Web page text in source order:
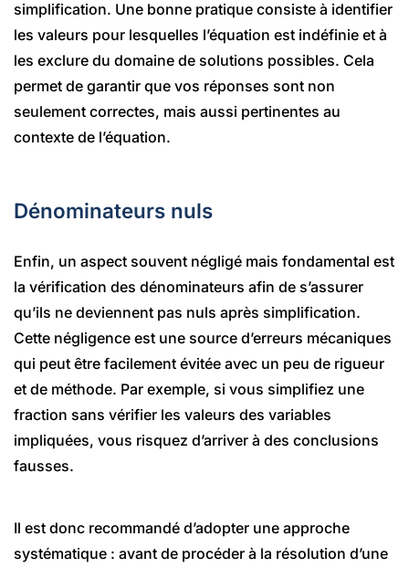
simplification. Une bonne pratique consiste à identifier
les valeurs pour lesquelles l’équation est indéfinie et à
les exclure du domaine de solutions possibles. Cela
permet de garantir que vos réponses sont non
seulement correctes, mais aussi pertinentes au
contexte de l’équation.
Dénominateurs nuls
Enfin, un aspect souvent négligé mais fondamental est
la vérification des dénominateurs afin de s’assurer
qu’ils ne deviennent pas nuls après simplification.
Cette négligence est une source d’erreurs mécaniques
qui peut être facilement évitée avec un peu de rigueur
et de méthode. Par exemple, si vous simplifiez une
fraction sans vérifier les valeurs des variables
impliquées, vous risquez d’arriver à des conclusions
fausses.
Il est donc recommandé d’adopter une approche
systématique : avant de procéder à la résolution d’une